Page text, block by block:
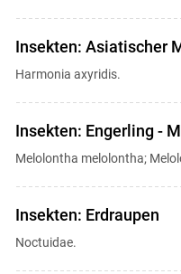
Insekten: Asiatischer
Harmonia axyridis.
Insekten: Engerling -
Melolontha melolontha;
Insekten: Erdraupen
Noctuidae.